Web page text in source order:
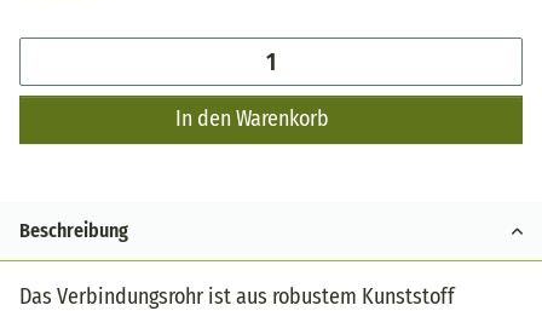
In den Warenkorb
Beschreibung
Das Verbindungsrohr ist aus robustem Kunststoff